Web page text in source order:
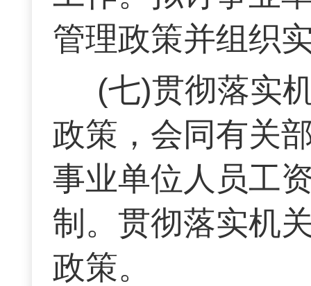
管理政策并组织
(七)贯彻落实
政策，会同有关
事业单位人员工
制。贯彻落实机
政策。